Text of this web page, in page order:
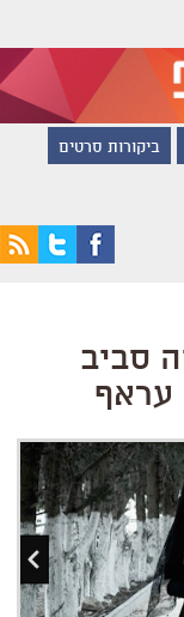
ביקורות סרטים
סביב
עראף